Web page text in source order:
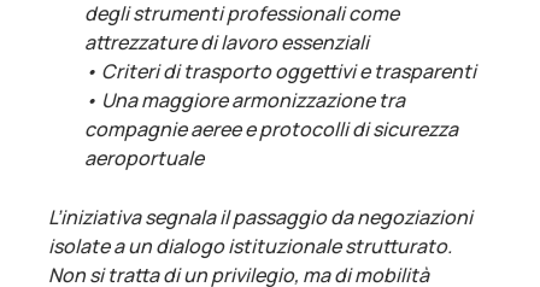
degli strumenti professionali come
attrezzature di lavoro essenziali
• Criteri di trasporto oggettivi e trasparenti
• Una maggiore armonizzazione tra
compagnie aeree e protocolli di sicurezza
aeroportuale
L’iniziativa segnala il passaggio da negoziazioni
isolate a un dialogo istituzionale strutturato.
Non si tratta di un privilegio, ma di mobilità